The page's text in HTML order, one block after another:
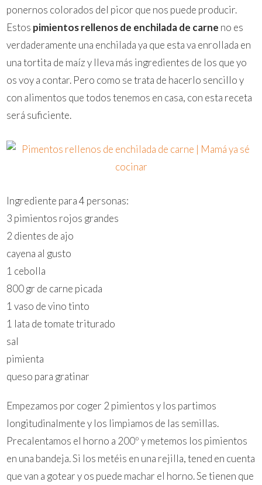
ponernos colorados del picor que nos puede producir.
Estos pimientos rellenos de enchilada de carne no es
verdaderamente una enchilada ya que esta va enrollada en
una tortita de maíz y lleva más ingredientes de los que yo
os voy a contar. Pero como se trata de hacerlo sencillo y
con alimentos que todos tenemos en casa, con esta receta
será suficiente.
Ingrediente para 4 personas:
3 pimientos rojos grandes
2 dientes de ajo
cayena al gusto
1 cebolla
800 gr de carne picada
1 vaso de vino tinto
1 lata de tomate triturado
sal
pimienta
queso para gratinar
Empezamos por coger 2 pimientos y los partimos
longitudinalmente y los limpiamos de las semillas.
Precalentamos el horno a 200º y metemos los pimientos
en una bandeja. Si los metéis en una rejilla, tened en cuenta
que van a gotear y os puede machar el horno. Se tienen que